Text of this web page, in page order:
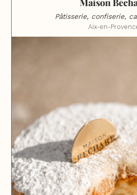
Maison
Pâtisserie, confiserie,
Aix-en-